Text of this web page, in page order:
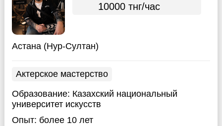
10000 тнг/час
Астана (Нур-Султан)
Актерское мастерство
Образование: Казахский национальный
университет искусств
Опыт: более 10 лет